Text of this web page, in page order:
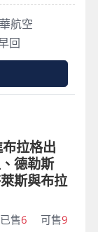
航空
回
拉格出
德勒斯
斯與布拉
已售6 可售9